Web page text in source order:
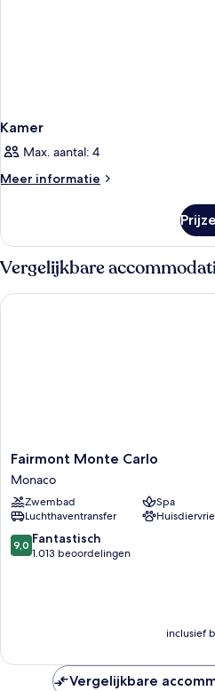
Kamer
Max. aantal: 4
Meer informatie
Meer
Vergelijkbare
Fairmont
Monte
Carlo
Monaco
Fairmont Monte Carlo
Monaco
Zwembad
Spa
Luchthaventransfer
9.0
van
9,0 Fantastisch
1.013 beoordelingen
inclusief
Fairmont Monte Carlo
Vergelijkbare